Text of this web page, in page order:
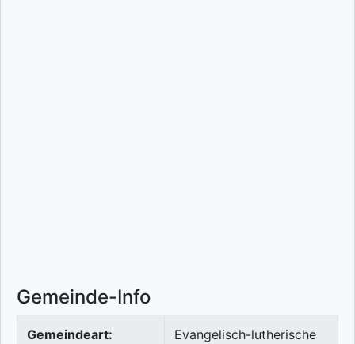
Gemeinde-Info
Gemeindeart:
Evangelisch-lutherische